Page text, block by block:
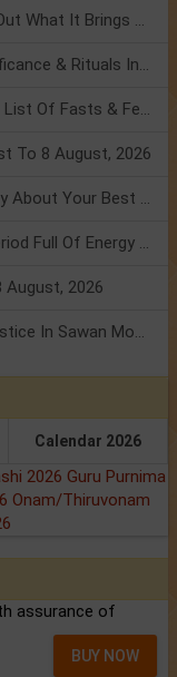
Mercury Transit In Cancer 2026: Check Out What It Brings For You
Shravan Somvar Vrat 2026: Dates, Significance & Rituals In August
Weekly Horoscope 3 To 9 August, 2026: List Of Fasts & Festivals
To 8 August, 2026
Friendship Day 2026: What The Stars Say About Your Best Friend!
Mars Transit In Gemini: Embrace The Period Full Of Energy & Intelligence
2026
Shanivar Vrat 2026: Saturn Will Serve Justice In Sawan Month!
Calendar 2026
2026 Guru Purnima
Onam/Thiruvonam
assurance of
BUY NOW